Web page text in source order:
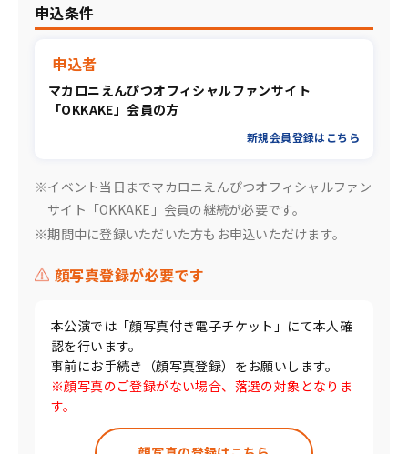
申込条件
申込者
マカロニえんぴつオフィシャルファンサイト
「OKKAKE」会員の方
新規会員登録はこちら
※イベント当日までマカロニえんぴつオフィシャルファン
サイト「OKKAKE」会員の継続が必要です。
※期間中に登録いただいた方もお申込いただけます。
顔写真登録が必要です
本公演では「顔写真付き電子チケット」にて本人確
認を行います。
事前にお手続き（顔写真登録）をお願いします。
※顔写真のご登録がない場合、落選の対象となりま
す。